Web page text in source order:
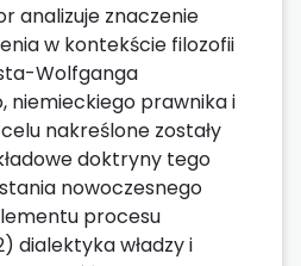
analizuje znaczenie
w kontekście filozofii
Wolfganga
niemieckiego prawnika i
nakreślone zostały
doktryny tego
nowoczesnego
procesu
dialektyka władzy i